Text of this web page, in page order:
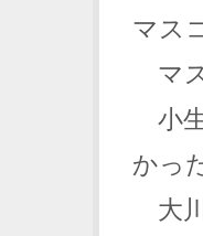
マス
マ
小
かっ
大